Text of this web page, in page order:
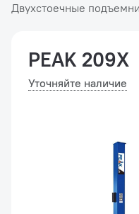
Двухстоечные
PEAK 209X
Уточняйте наличие